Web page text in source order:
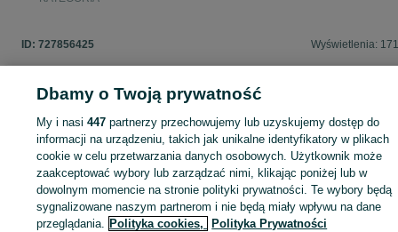
ID: 727856425 Wyświetlenia:
Zaloguj się lub załóż konto na OLX, aby skontaktować się z
sprzedającym
Zaloguj się / Załóż konto
Dbamy o Twoją prywatność
My i nasi447 partnerzy przechowujemy lub uzyskujemy dostęp do
informacji na urządzeniu, takich jak unikalne identyfikatory w plikach
cookie w celu przetwarzania danych osobowych. Użytkownik może
zaakceptować wybory lub zarządzać nimi, klikając poniżej lub w
dowolnym momencie na stronie polityki prywatności. Te wybory będą
sygnalizowane naszym partnerom i nie będą miały wpływu na dane
przeglądania. Polityka cookies, Polityka Prywatności